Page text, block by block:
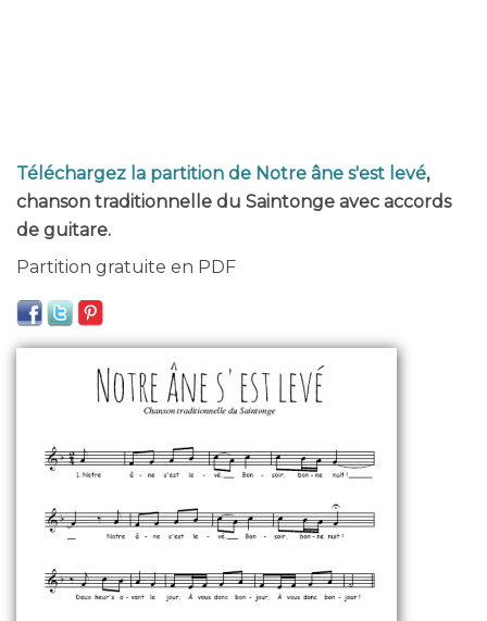
Téléchargez la partition de Notre âne s'est levé,
chanson traditionnelle du Saintonge avec accords
de guitare.
Partition gratuite en PDF